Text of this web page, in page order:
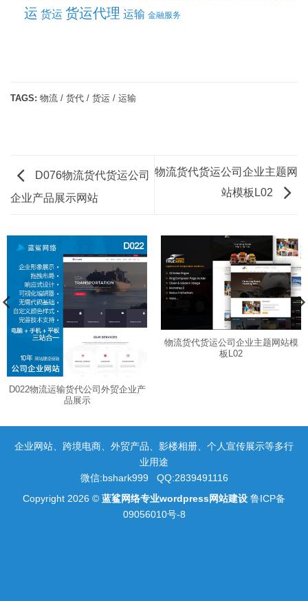
运 货运 货运代理 运输 金融服务
TAGS: 物流 / 货代 / 货运 / 运输
D076物流货代货运公司
企业产品展示网站
物流货代货运公司企业主题网
站模板L02
D022物流运输货代公司外贸企业产
品展示
物流货代货运公司企业主题网站模
板L02
企业网站、跨境电商、外贸产品、影楼相册、个人宣传展示等多行
业用途
微信:bshark999 QQ:2839491116
Copyright 2026 © 蓝鲨网络专业wordpress网站建设 鲁ICP备
09056010号-8